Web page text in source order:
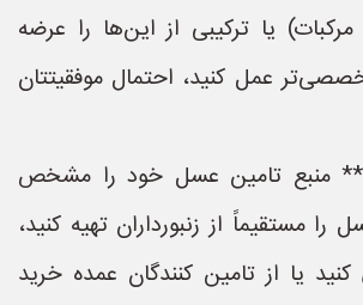
یا ترکیبی از این‌ها را عرضه
عمل کنید، احتمال موفقیتتان
منبع تامین عسل خود را مشخص
را مستقیماً از زنبورداران تهیه کنید،
کنید یا از تامین کنندگان عمده خرید